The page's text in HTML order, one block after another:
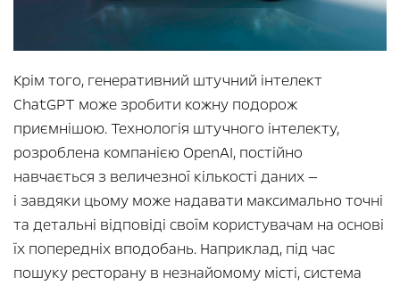
Крім того, генеративний штучний інтелект
ChatGPT може зробити кожну подорож
приємнішою. Технологія штучного інтелекту,
розроблена компанією OpenAI, постійно
навчається з величезної кількості даних —
і завдяки цьому може надавати максимально точні
та детальні відповіді своїм користувачам на основі
їх попередніх вподобань. Наприклад, під час
пошуку ресторану в незнайомому місті, система